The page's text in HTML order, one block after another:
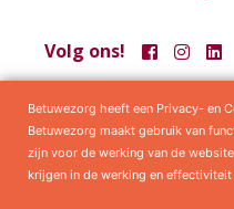
Volg ons!
Samenwerkingen Privacy
Betuwezorg heeft een Privacy- en
Betuwezorg maakt gebruik van
zijn voor de werking van de
krijgen in de werking en